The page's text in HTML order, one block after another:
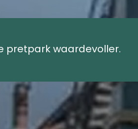
pretpark waardevoller.